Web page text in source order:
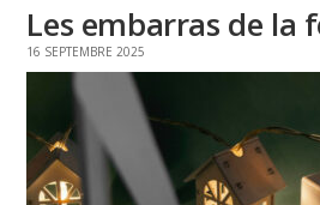
Les embarras de la
16 SEPTEMBRE 2025